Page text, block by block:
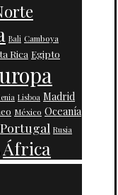
Bali Camboya
Rica Egipto
Lisboa Madrid
México Oceanía
Portugal Rusia
África